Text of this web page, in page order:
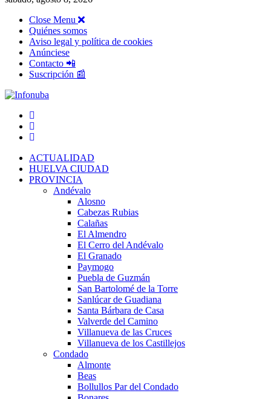
Close Menu
Quiénes somos
Aviso legal y política de cookies
Anúnciese
Contacto 📲
Suscripción 📰
ACTUALIDAD
HUELVA CIUDAD
PROVINCIA
Andévalo
Alosno
Cabezas Rubias
Calañas
El Almendro
El Cerro del Andévalo
El Granado
Paymogo
Puebla de Guzmán
San Bartolomé de la Torre
Sanlúcar de Guadiana
Santa Bárbara de Casa
Valverde del Camino
Villanueva de las Cruces
Villanueva de los Castillejos
Condado
Almonte
Beas
Bollullos Par del Condado